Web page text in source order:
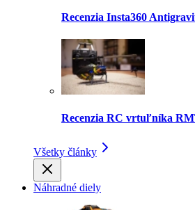
Recenzia Insta360
Recenzia RC vrtuľníka
Všetky články
Náhradné diely